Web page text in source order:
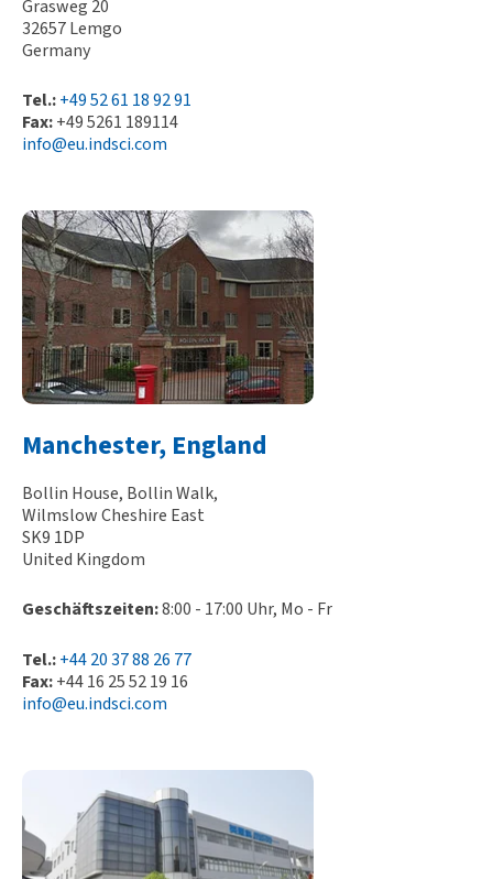
Grasweg 20
32657 Lemgo
Germany
Tel.:+49 52 61 18 92 91
Fax:+49 5261 189114
info@eu.indsci.com
Manchester, England
Bollin House, Bollin Walk,
Wilmslow Cheshire East
SK9 1DP
United Kingdom
Geschäftszeiten:8:00 - 17:00 Uhr, Mo - Fr
Tel.:+44 20 37 88 26 77
Fax:+44 16 25 52 19 16
info@eu.indsci.com